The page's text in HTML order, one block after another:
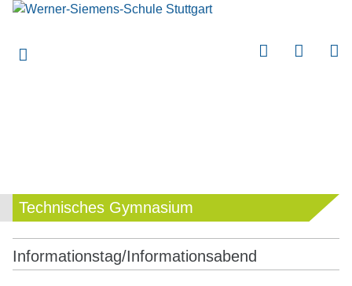
Technisches Gymnasium
Informationstag/Informationsabend